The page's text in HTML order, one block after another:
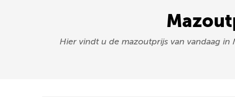
Hier vindt u de mazoutprijs van vandaag